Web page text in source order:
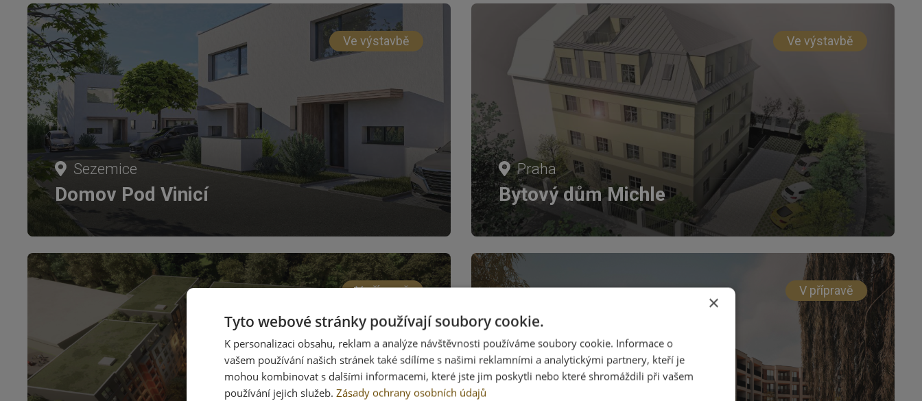
Sezemice
Domov Pod Vinicí
Ve výstavbě
Praha
Bytový dům Michle
Ve výstavbě
V přípravě V přípravě
×
Tyto webové stránky používají soubory cookie.
K personalizaci obsahu, reklam a analýze návštěvnosti používáme soubory cookie. Informace o
vašem používání našich stránek také sdílíme s našimi reklamními a analytickými partnery, kteří je
mohou kombinovat s dalšími informacemi, které jste jim poskytli nebo které shromáždili při vašem
používání jejich služeb. Zásady ochrany osobních údajů